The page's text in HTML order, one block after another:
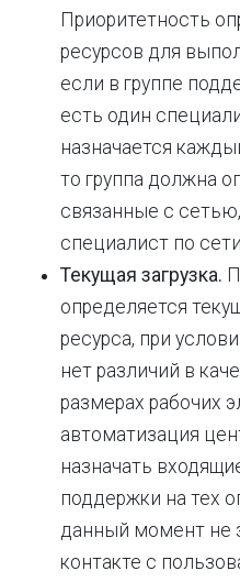
Приоритетность
ресурсов для
если в группе
есть один
назначается
то группа должна
связанные с
специалист по
Текущая загрузка.
определяется
ресурса, при
нет различий в
размерах рабочих
автоматизация
назначать
поддержки на тех
данный момент не
контакте с